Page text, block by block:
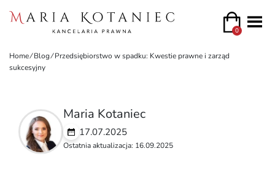
0
Home⁄Blog⁄Przedsiębiorstwo w spadku: Kwestie prawne i zarząd
sukcesyjny
Maria Kotaniec
17.07.2025
Ostatnia aktualizacja: 16.09.2025